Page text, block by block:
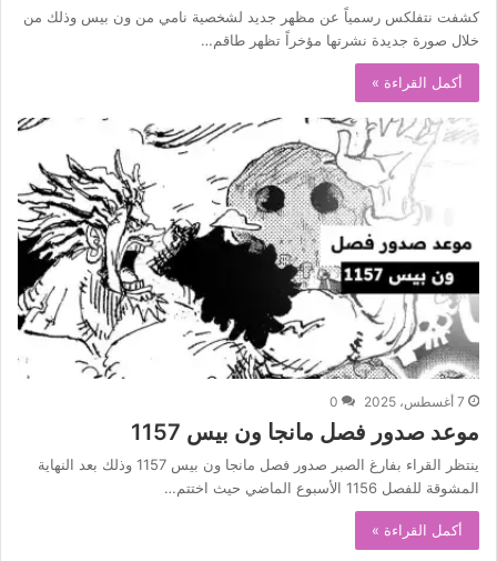
كشفت نتفلكس رسمياً عن مظهر جديد لشخصية نامي من ون بيس وذلك من
خلال صورة جديدة نشرتها مؤخراً تظهر طاقم…
أكمل القراءة »
7 أغسطس، 2025 0
موعد صدور فصل مانجا ون بيس 1157
ينتظر القراء بفارغ الصبر صدور فصل مانجا ون بيس 1157 وذلك بعد النهاية
المشوقة للفصل 1156 الأسبوع الماضي حيث اختتم…
أكمل القراءة »